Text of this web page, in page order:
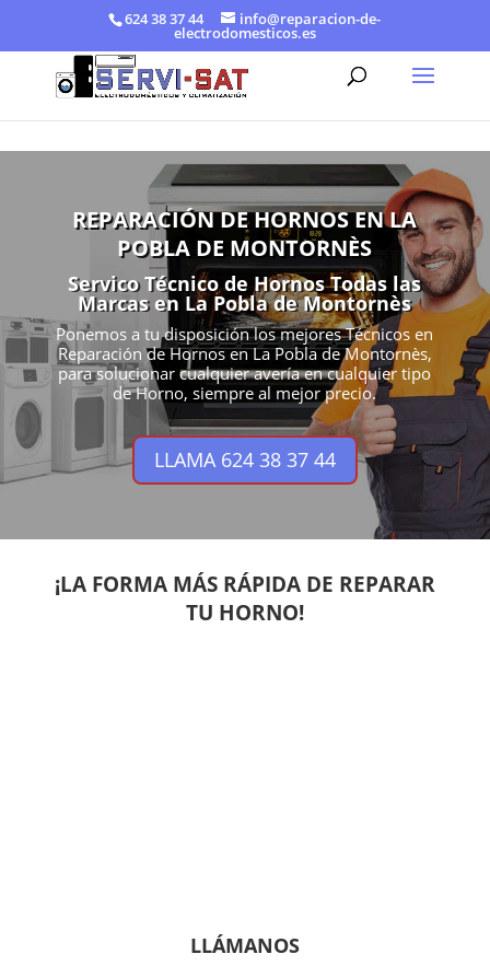
624 38 37 44 info@reparacion-de-
electrodomesticos.es
REPARACIÓN DE HORNOS EN LA
POBLA DE MONTORNÈS
Servico Técnico de Hornos Todas las
Marcas en La Pobla de Montornès
Ponemos a tu disposición los mejores Técnicos en
Reparación de Hornos en La Pobla de Montornès,
para solucionar cualquier avería en cualquier tipo
de Horno, siempre al mejor precio.
LLAMA 624 38 37 44
¡LA FORMA MÁS RÁPIDA DE REPARAR
TU HORNO!
LLÁMANOS